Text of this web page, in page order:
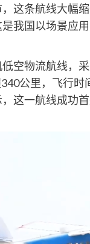
这条航线大幅
我国以场景应
空物流航线，
公里，飞行
这一航线成功